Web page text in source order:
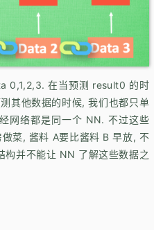
0,1,2,3. 在当预测 result0 的时
其他数据的时候, 我们也都只单
网络都是同一个 NN. 不过这些
菜, 酱料 A要比酱料 B 早放, 不
构并不能让 NN 了解这些数据之